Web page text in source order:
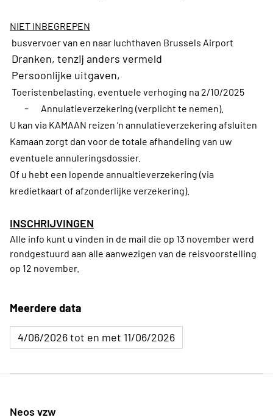
NIET INBEGREPEN
busvervoer van en naar luchthaven Brussels Airport
Dranken, tenzij anders vermeld
Persoonlijke uitgaven,
Toeristenbelasting, eventuele verhoging na 2/10/2025
-
Annulatieverzekering (verplicht te nemen).
U kan via KAMAAN reizen ’n annulatieverzekering afsluiten
Kamaan zorgt dan voor de totale afhandeling van uw
eventuele annuleringsdossier.
Of u hebt een lopende annualtieverzekering (via
kredietkaart of afzonderlijke verzekering).
INSCHRIJVINGEN
Alle info kunt u vinden in de mail die op 13 november werd
rondgestuurd aan alle aanwezigen van de reisvoorstelling
op 12 november.
Meerdere data
4/06/2026 tot en met 11/06/2026
Neos vzw